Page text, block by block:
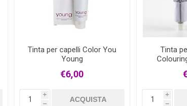
Tinta per capelli Color You
Young
€6,00
i
h
ACQUISTA
Tinta
i
h